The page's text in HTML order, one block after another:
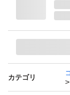
【商品状態】
・購入時期：
カテゴリ